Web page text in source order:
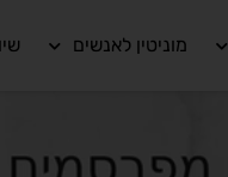
מוניטין לאנשים